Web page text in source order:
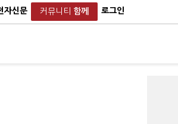
자신문 커뮤니티 함께 로그인